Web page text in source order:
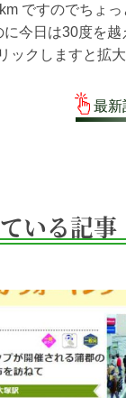
ですのでちょ
今日は30度を
ックしますと拡
くらいです。...
最新
いる記事